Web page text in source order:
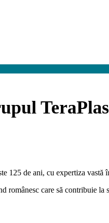
125 de ani, cu expertiza
românesc care să contribuie